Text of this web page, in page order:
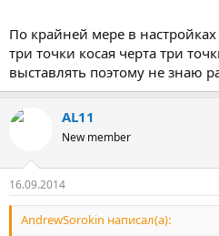
По крайней мере в настройках
три точки косая черта три
выставлять поэтому не знаю
AL11
New member
16.09.2014
AndrewSorokin написал(а):